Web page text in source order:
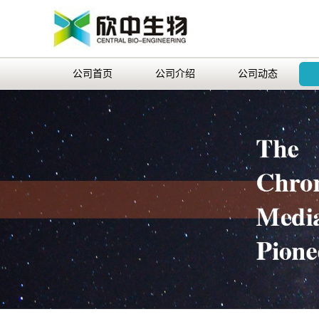
公司首页 公司介绍 公司动态